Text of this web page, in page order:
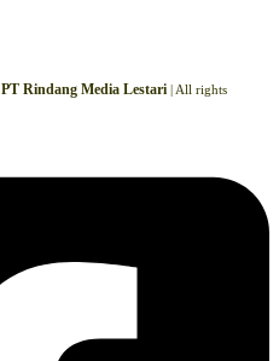
PT Rindang Media Lestari | All rights